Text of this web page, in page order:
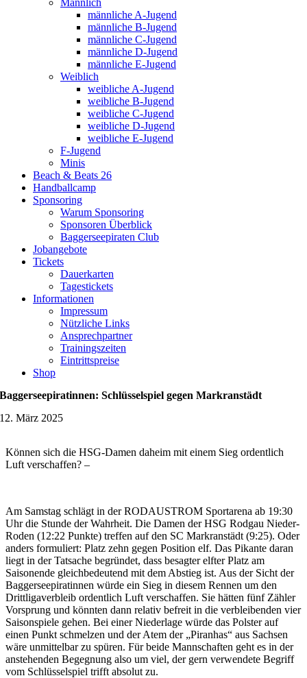
Männlich
männliche A-Jugend
männliche B-Jugend
männliche C-Jugend
männliche D-Jugend
männliche E-Jugend
Weiblich
weibliche A-Jugend
weibliche B-Jugend
weibliche C-Jugend
weibliche D-Jugend
weibliche E-Jugend
F-Jugend
Minis
Beach & Beats 26
Handballcamp
Sponsoring
Warum Sponsoring
Sponsoren Überblick
Baggerseepiraten Club
Jobangebote
Tickets
Dauerkarten
Tagestickets
Informationen
Impressum
Nützliche Links
Ansprechpartner
Trainingszeiten
Eintrittspreise
Shop
Baggerseepiratinnen: Schlüsselspiel gegen Markranstädt
12. März 2025
Können sich die HSG-Damen daheim mit einem Sieg ordentlich
Luft verschaffen? –
Am Samstag schlägt in der RODAUSTROM Sportarena ab 19:30
Uhr die Stunde der Wahrheit. Die Damen der HSG Rodgau Nieder-
Roden (12:22 Punkte) treffen auf den SC Markranstädt (9:25). Oder
anders formuliert: Platz zehn gegen Position elf. Das Pikante daran
liegt in der Tatsache begründet, dass besagter elfter Platz am
Saisonende gleichbedeutend mit dem Abstieg ist. Aus der Sicht der
Baggerseepiratinnen würde ein Sieg in diesem Rennen um den
Drittligaverbleib ordentlich Luft verschaffen. Sie hätten fünf Zähler
Vorsprung und könnten dann relativ befreit in die verbleibenden vier
Saisonspiele gehen. Bei einer Niederlage würde das Polster auf
einen Punkt schmelzen und der Atem der „Piranhas“ aus Sachsen
wäre unmittelbar zu spüren. Für beide Mannschaften geht es in der
anstehenden Begegnung also um viel, der gern verwendete Begriff
vom Schlüsselspiel trifft absolut zu.